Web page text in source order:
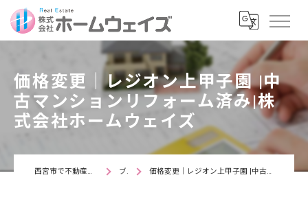
価格変更｜レジオン上甲子園 |中
古マンションリフォーム済み|株
式会社ホームウェイズ
西宮市で不動産なら株式会社ホームウェイズ ブログ 価格変更｜レジオン上甲子園 |中古マンションリフォーム済み|株式会社ホームウェイズ